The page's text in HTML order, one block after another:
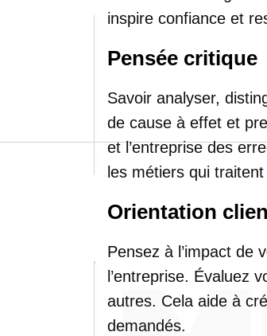
inspire confiance et
Pensée critique
Savoir analyser,
de cause à effet et
et l’entreprise des
les métiers qui
Orientation
Pensez à l’impact de
l’entreprise. Évaluez
autres. Cela aide à
demandés.